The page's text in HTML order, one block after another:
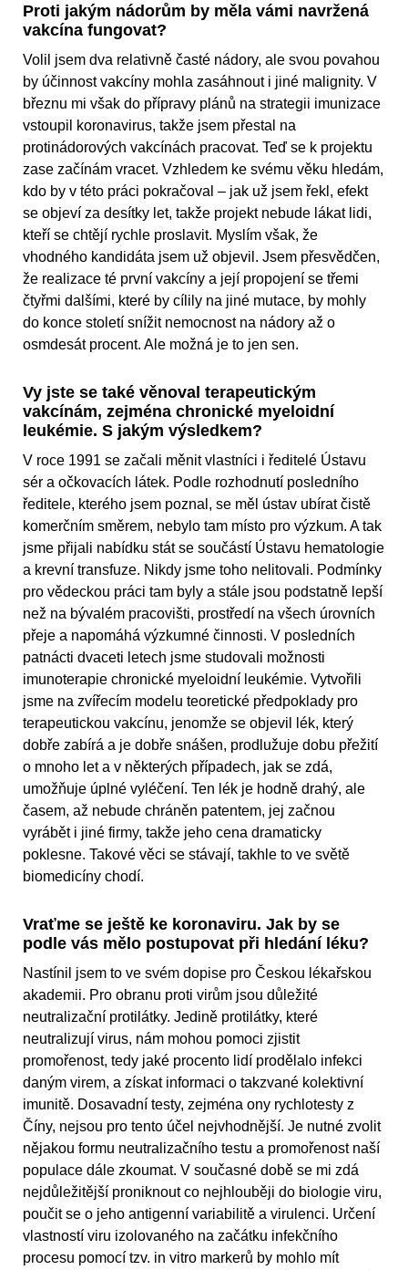
Proti jakým nádorům by měla vámi navržená
vakcína fungovat?
Volil jsem dva relativně časté nádory, ale svou povahou
by účinnost vakcíny mohla zasáhnout i jiné malignity. V
březnu mi však do přípravy plánů na strategii imunizace
vstoupil koronavirus, takže jsem přestal na
protinádorových vakcínách pracovat. Teď se k projektu
zase začínám vracet. Vzhledem ke svému věku hledám,
kdo by v této práci pokračoval – jak už jsem řekl, efekt
se objeví za desítky let, takže projekt nebude lákat lidi,
kteří se chtějí rychle proslavit. Myslím však, že
vhodného kandidáta jsem už objevil. Jsem přesvědčen,
že realizace té první vakcíny a její propojení se třemi
čtyřmi dalšími, které by cílily na jiné mutace, by mohly
do konce století snížit nemocnost na nádory až o
osmdesát procent. Ale možná je to jen sen.
Vy jste se také věnoval terapeutickým
vakcínám, zejména chronické myeloidní
leukémie. S jakým výsledkem?
V roce 1991 se začali měnit vlastníci i ředitelé Ústavu
sér a očkovacích látek. Podle rozhodnutí posledního
ředitele, kterého jsem poznal, se měl ústav ubírat čistě
komerčním směrem, nebylo tam místo pro výzkum. A tak
jsme přijali nabídku stát se součástí Ústavu hematologie
a krevní transfuze. Nikdy jsme toho nelitovali. Podmínky
pro vědeckou práci tam byly a stále jsou podstatně lepší
než na bývalém pracovišti, prostředí na všech úrovních
přeje a napomáhá výzkumné činnosti. V posledních
patnácti dvaceti letech jsme studovali možnosti
imunoterapie chronické myeloidní leukémie. Vytvořili
jsme na zvířecím modelu teoretické předpoklady pro
terapeutickou vakcínu, jenomže se objevil lék, který
dobře zabírá a je dobře snášen, prodlužuje dobu přežití
o mnoho let a v některých případech, jak se zdá,
umožňuje úplné vyléčení. Ten lék je hodně drahý, ale
časem, až nebude chráněn patentem, jej začnou
vyrábět i jiné firmy, takže jeho cena dramaticky
poklesne. Takové věci se stávají, takhle to ve světě
biomedicíny chodí.
Vraťme se ještě ke koronaviru. Jak by se
podle vás mělo postupovat při hledání léku?
Nastínil jsem to ve svém dopise pro Českou lékařskou
akademii. Pro obranu proti virům jsou důležité
neutralizační protilátky. Jedině protilátky, které
neutralizují virus, nám mohou pomoci zjistit
promořenost, tedy jaké procento lidí prodělalo infekci
daným virem, a získat informaci o takzvané kolektivní
imunitě. Dosavadní testy, zejména ony rychlotesty z
Číny, nejsou pro tento účel nejvhodnější. Je nutné zvolit
nějakou formu neutralizačního testu a promořenost naší
populace dále zkoumat. V současné době se mi zdá
nejdůležitější proniknout co nejhlouběji do biologie viru,
poučit se o jeho antigenní variabilitě a virulenci. Určení
vlastností viru izolovaného na začátku infekčního
procesu pomocí tzv. in vitro markerů by mohlo mít